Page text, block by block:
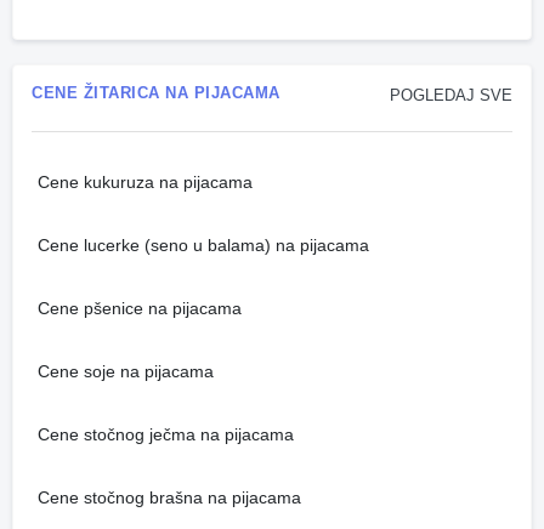
POGLEDAJ SVE
CENE ŽITARICA NA PIJACAMA
Cene kukuruza na pijacama
Cene lucerke (seno u balama) na pijacama
Cene pšenice na pijacama
Cene soje na pijacama
Cene stočnog ječma na pijacama
Cene stočnog brašna na pijacama